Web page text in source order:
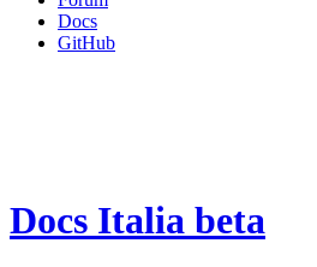
Docs
GitHub
Docs Italia beta